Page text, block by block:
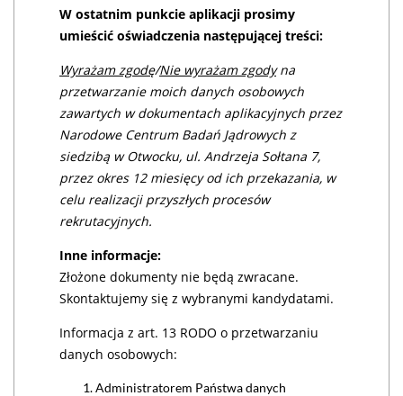
W ostatnim punkcie aplikacji prosimy
umieścić oświadczenia następującej treści:
Wyrażam zgodę/Nie wyrażam zgodyna
przetwarzanie moich danych osobowych
zawartych w dokumentach aplikacyjnych przez
Narodowe Centrum Badań Jądrowych z
siedzibą w Otwocku, ul. Andrzeja Sołtana 7,
przez okres 12 miesięcy od ich przekazania, w
celu realizacji przyszłych procesów
rekrutacyjnych.
Inne informacje:
Złożone dokumenty nie będą zwracane.
Skontaktujemy się z wybranymi kandydatami.
Informacja z art. 13 RODO o przetwarzaniu
danych osobowych:
Administratorem Państwa danych